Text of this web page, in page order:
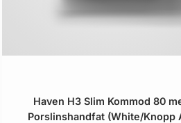
Haven H3 Slim Kommod 80
Porslinshandfat (White/Knopp